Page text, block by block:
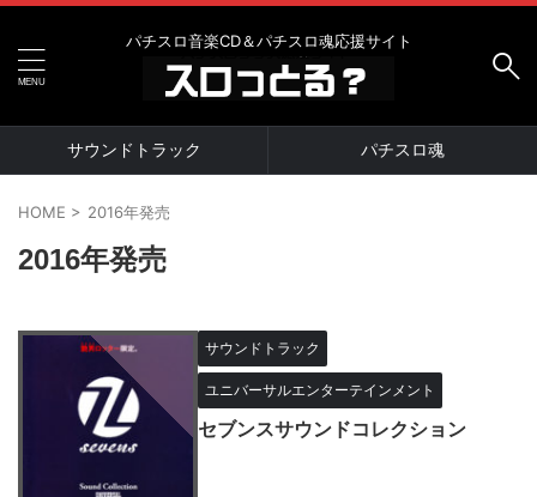
パチスロ音楽CD＆パチスロ魂応援サイト
サウンドトラック パチスロ魂
HOME > 2016年発売
2016年発売
サウンドトラック
ユニバーサルエンターテインメント
セブンスサウンドコレクション